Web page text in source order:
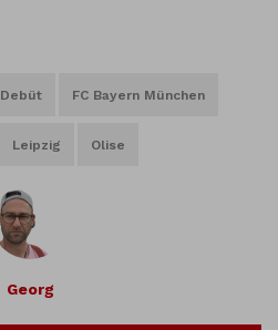
Debüt FC Bayern München
Leipzig Olise
Georg